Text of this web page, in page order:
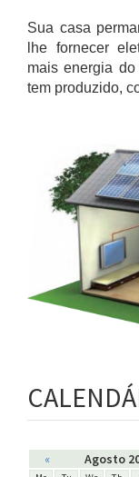
Sua casa
lhe fornecer
mais energia
tem produzido,
« Agosto